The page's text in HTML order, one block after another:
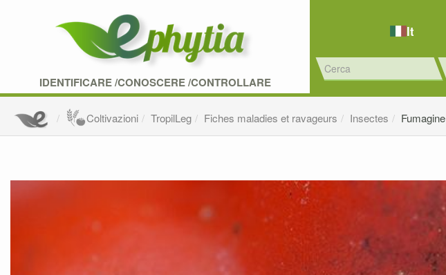
IDENTIFICARE /CONOSCERE /CONTROLLARE
It
Coltivazioni TropilLeg Fiches maladies et ravageurs Insectes Fumagine